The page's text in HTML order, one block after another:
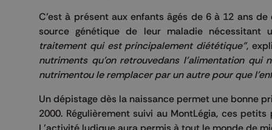
C’est à présent aux enfants âgés de 6 à 12 ans
source génétique de leur maladie nécessitant
traitement qui est principalement diététique",
nutriments qu'on retrouvedans l'alimentation qui
nutrimentou le remplacer par un autre pour que
Un dépistage dès la naissance permet une bonne
2000. Régulièrement suivi au MontLégia, ces